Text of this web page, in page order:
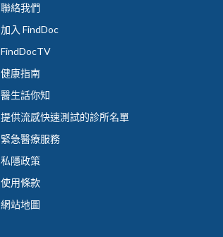
聯絡我們
加入 FindDoc
FindDocTV
健康指南
醫生話你知
提供流感快速測試的診所名單
緊急醫療服務
私隱政策
使用條款
網站地圖